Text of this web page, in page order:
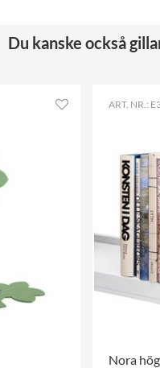
Du kanske också
ART. NR.:
Nora